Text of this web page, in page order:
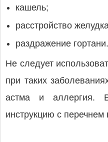
кашель;
расстройство
раздражение гортани.
Не следует
при таких
астма и аллергия.
инструкцию с